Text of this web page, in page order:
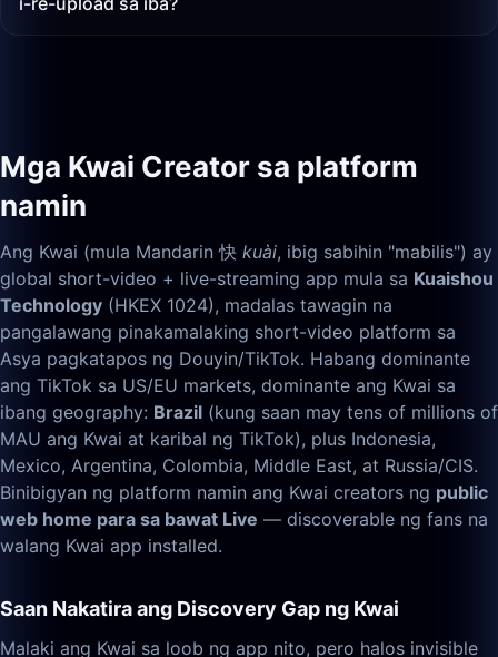
Mga Kwai Creator sa platform
namin
Ang Kwai (mula Mandarin 快 kuài, ibig sabihin "mabilis") ay
global short-video + live-streaming app mula sa Kuaishou
Technology (HKEX 1024), madalas tawagin na
pangalawang pinakamalaking short-video platform sa
Asya pagkatapos ng Douyin/TikTok. Habang dominante
ang TikTok sa US/EU markets, dominante ang Kwai sa
ibang geography: Brazil (kung saan may tens of millions of
MAU ang Kwai at karibal ng TikTok), plus Indonesia,
Mexico, Argentina, Colombia, Middle East, at Russia/CIS.
Binibigyan ng platform namin ang Kwai creators ng public
web home para sa bawat Live — discoverable ng fans na
walang Kwai app installed.
Saan Nakatira ang Discovery Gap ng Kwai
Malaki ang Kwai sa loob ng app nito, pero halos invisible